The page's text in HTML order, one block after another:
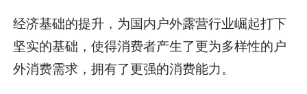
经济基础的提升，为国内户外露营行业崛起打下
坚实的基础，使得消费者产生了更为多样性的户
外消费需求，拥有了更强的消费能力。